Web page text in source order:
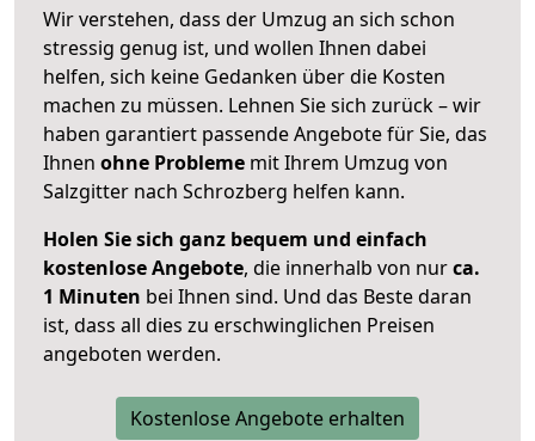
Wir verstehen, dass der Umzug an sich schon
stressig genug ist, und wollen Ihnen dabei
helfen, sich keine Gedanken über die Kosten
machen zu müssen. Lehnen Sie sich zurück – wir
haben garantiert passende Angebote für Sie, das
Ihnen ohne Probleme mit Ihrem Umzug von
Salzgitter nach Schrozberg helfen kann.
Holen Sie sich ganz bequem und einfach
kostenlose Angebote, die innerhalb von nurca.
1 Minuten bei Ihnen sind. Und das Beste daran
ist, dass all dies zu erschwinglichen Preisen
angeboten werden.
Kostenlose Angebote erhalten